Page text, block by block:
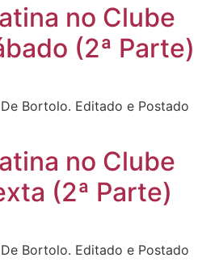
no Clube
(2ª Parte)
Bortolo. Editado e Postado
no Clube
(2ª Parte)
Bortolo. Editado e Postado